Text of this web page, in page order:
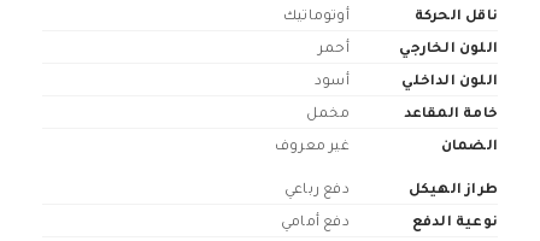
ناقل الحركة
أوتوماتيك
اللون الخارجي
أحمر
اللون الداخلي
أسود
خامة المقاعد
مخمل
الضمان
غير معروف
طراز الهيكل
دفع رباعي
نوعية الدفع
دفع أمامي